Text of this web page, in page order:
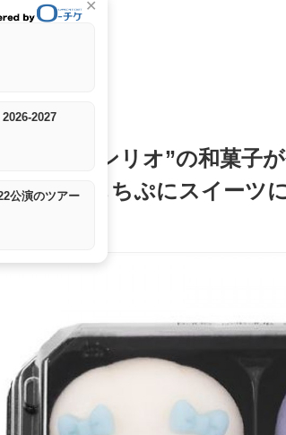
✕
2027
公演のツアー
マ限定“サンリオ”の和菓
リンがもちぷにスイーツ